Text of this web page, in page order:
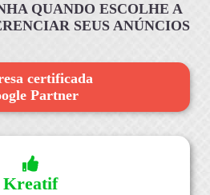
QUANDO ESCOLHE A
SEUS ANÚNCIOS
certificada
Partner
Kreatif